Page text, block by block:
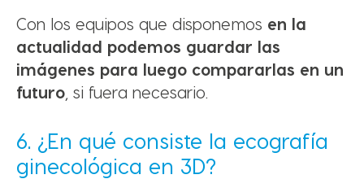
Con los equipos que disponemos en la
actualidad podemos guardar las
imágenes para luego compararlas en un
futuro , si fuera necesario.
6. ¿En qué consiste la ecografía
ginecológica en 3D?